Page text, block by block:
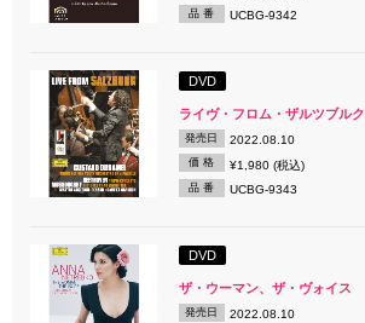
品 番 UCBG-9342
DVD
ライヴ・フロム・ザルツブルク
発売日 2022.08.10
価 格 ¥1,980 (税込)
品 番 UCBG-9343
DVD
ザ・ウーマン、ザ・ヴォイス
発売日 2022.08.10